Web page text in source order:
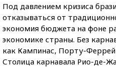
Под давлением кризиса
отказываться от
экономия бюджета на фоне
экономике страны. Без
как Кампинас, Порту-
Столица карнавала Рио-де-